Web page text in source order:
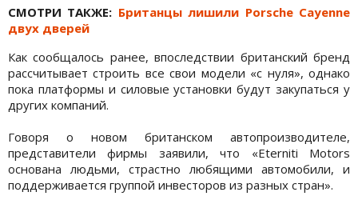
СМОТРИ ТАКЖЕ: Британцы лишили Porsche Cayenne
двух дверей
Как сообщалось ранее, впоследствии британский бренд
рассчитывает строить все свои модели «с нуля», однако
пока платформы и силовые установки будут закупаться у
других компаний.
Говоря о новом британском автопроизводителе,
представители фирмы заявили, что «Eterniti Motors
основана людьми, страстно любящими автомобили, и
поддерживается группой инвесторов из разных стран».